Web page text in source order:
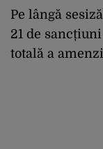
Pe lângă
21 de
totală a